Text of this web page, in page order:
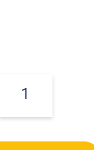
Hoop